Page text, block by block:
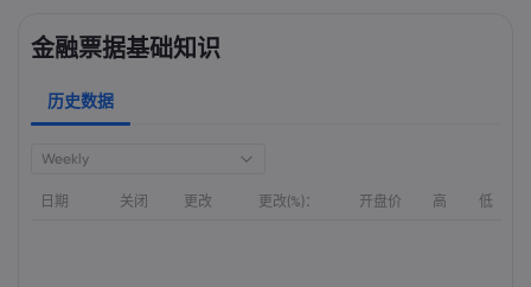
金融票据基础知识
历史数据
Weekly
日期 关闭 更改 更改(%)： 开盘价 高 低